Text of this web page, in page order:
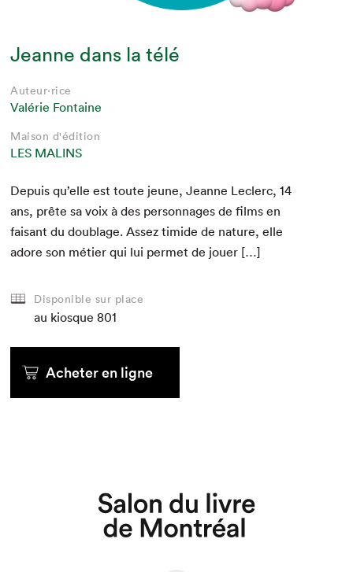
Que cherchez-vous?
Jeanne dans la télé
Auteur·rice
Valérie Fontaine
Maison d'édition
LES MALINS
Depuis qu’elle est toute jeune, Jeanne Leclerc,14
ans, prête sa voix à des per­son­nages de films en
faisant du dou­blage. Assez timide de nature, elle
adore son méti­er qui lui per­met de jouer […]
Disponible sur place
au kiosque 801
Acheter en ligne